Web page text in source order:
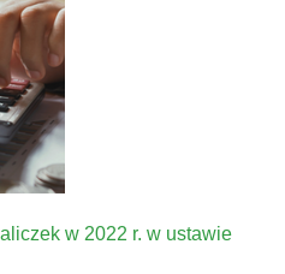
w 2022 r. w ustawie